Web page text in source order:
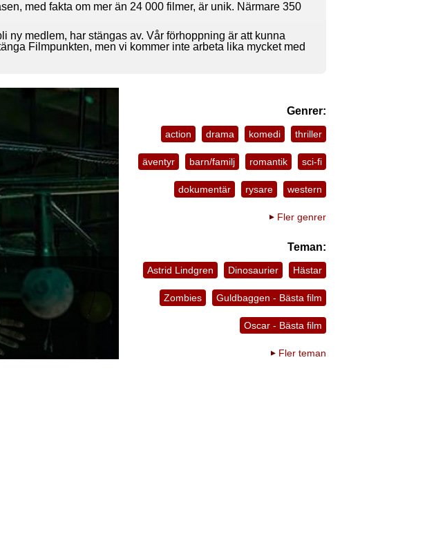
med fakta om mer än 24 000 filmer, är unik. Närmare 350
ny medlem, har stängas av. Vår förhoppning är att kunna
Filmpunkten, men vi kommer inte arbeta lika mycket med
Genrer:
action drama komedi thriller
äventyr barn/familj romantik sci-fi
dokumentär rysare western
Fler genrer
Teman:
Astrid Lindgren Dinosaurier Hästar
Zombies Guldbaggen - Bästa film
Oscar - Bästa film
Fler teman